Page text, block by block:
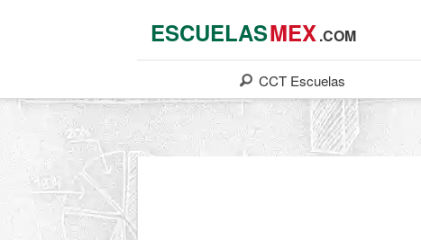
ESCUELASMEX.COM
CCT Escuelas